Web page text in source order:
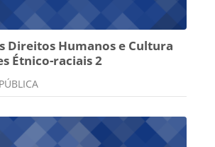
Direitos Humanos e Cultura
Étnico-raciais 2